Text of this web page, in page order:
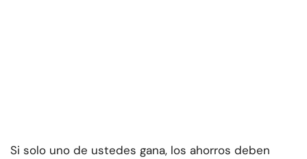
Si solo uno de ustedes gana, los ahorros deben